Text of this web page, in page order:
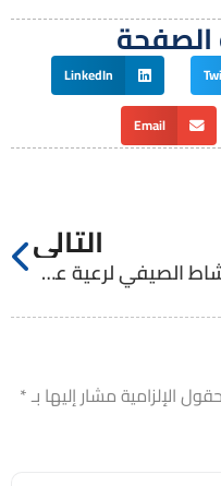
LinkedIn
Email
التالي
النشاط الصيفي لرعية عين عريك
الإلزامية مشار إليها بـ*